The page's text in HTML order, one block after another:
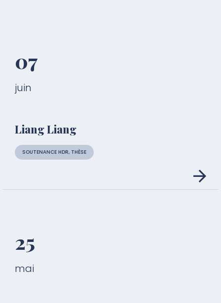
07
juin
Liang Liang
SOUTENANCE HDR, THÈSE
25
mai